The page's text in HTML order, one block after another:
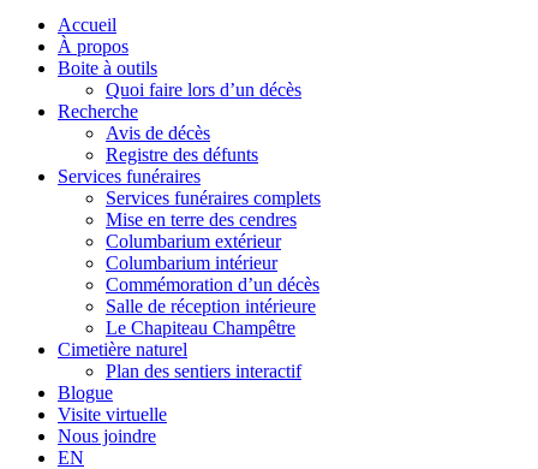
Accueil
À propos
Boite à outils
Quoi faire lors d’un décès
Recherche
Avis de décès
Registre des défunts
Services funéraires
Services funéraires complets
Mise en terre des cendres
Columbarium extérieur
Columbarium intérieur
Commémoration d’un décès
Salle de réception intérieure
Le Chapiteau Champêtre
Cimetière naturel
Plan des sentiers interactif
Blogue
Visite virtuelle
Nous joindre
EN